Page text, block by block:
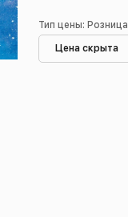
Тип цены: Розница
Цена скрыта